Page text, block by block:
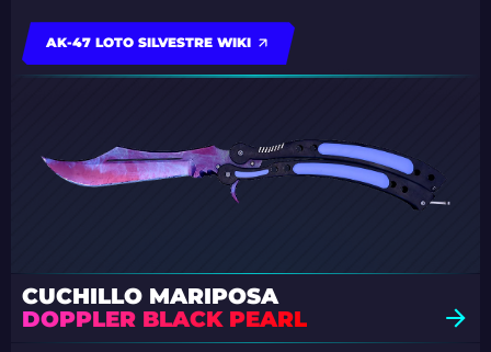
AK-47 LOTO SILVESTRE WIKI
CUCHILLO MARIPOSA
DOPPLER BLACK PEARL